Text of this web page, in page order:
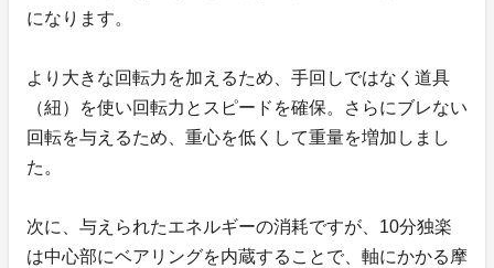
になります。
より大きな回転力を加えるため、手回しではなく道具
（紐）を使い回転力とスピードを確保。さらにブレない
回転を与えるため、重心を低くして重量を増加しまし
た。
次に、与えられたエネルギーの消耗ですが、10分独楽
は中心部にベアリングを内蔵することで、軸にかかる摩